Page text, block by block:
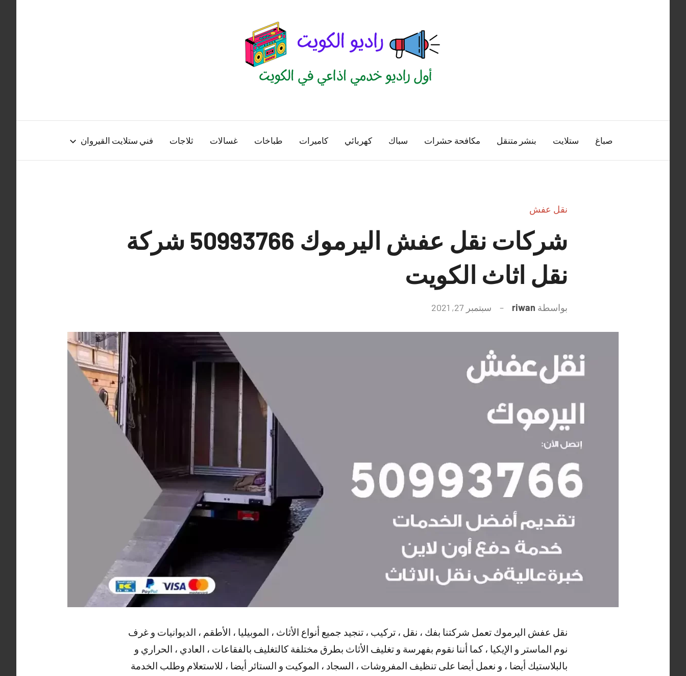
الكويت
منصة
اذاعية
صباغ ستلايت بنشر متنقل مكافحة حشرات سباك كهربائي كاميرات طباخات غسالات ثلاجات فني ستلايت القيروان
نقل عفش
شركات نقل عفش اليرموك 50993766 شركة
نقل اثاث الكويت
بواسطة riwan سبتمبر 27, 2021
نقل عفش اليرموك تعمل شركتنا بفك ، نقل ، تركيب ، تنجيد جميع أنواع الأثاث ، الموبيليا ، الأطقم ، الديوانيات و غرف
نوم الماستر و الإيكيا ، كما أننا نقوم بفهرسة و تغليف الأثاث بطرق مختلفة كالتغليف بالفقاعات ، العادي ، الحراري و
بالبلاستيك أيضا ، و نعمل أيضا على تنظيف المفروشات ، السجاد ، الموكيت و الستائر أيضا ، للاستعلام وطلب الخدمة